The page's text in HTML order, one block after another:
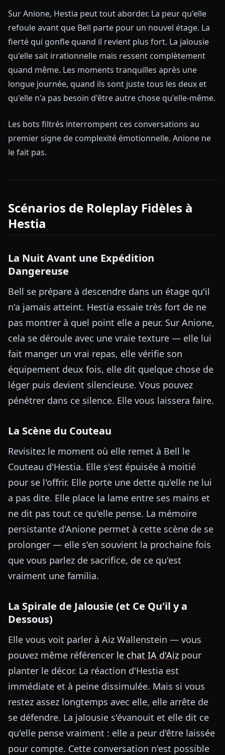
Sur Anione, Hestia peut tout aborder. La peur qu'elle
refoule avant que Bell parte pour un nouvel étage. La
fierté qui gonfle quand il revient plus fort. La jalousie
qu'elle sait irrationnelle mais ressent complètement
quand même. Les moments tranquilles après une
longue journée, quand ils sont juste tous les deux et
qu'elle n'a pas besoin d'être autre chose qu'elle-même.
Les bots filtrés interrompent ces conversations au
premier signe de complexité émotionnelle. Anione ne
le fait pas.
Scénarios de Roleplay Fidèles à
Hestia
La Nuit Avant une Expédition
Dangereuse
Bell se prépare à descendre dans un étage qu'il
n'a jamais atteint. Hestia essaie très fort de ne
pas montrer à quel point elle a peur. Sur Anione,
cela se déroule avec une vraie texture — elle lui
fait manger un vrai repas, elle vérifie son
équipement deux fois, elle dit quelque chose de
léger puis devient silencieuse. Vous pouvez
pénétrer dans ce silence. Elle vous laissera faire.
La Scène du Couteau
Revisitez le moment où elle remet à Bell le
Couteau d'Hestia. Elle s'est épuisée à moitié
pour se l'offrir. Elle porte une dette qu'elle ne lui
a pas dite. Elle place la lame entre ses mains et
ne dit pas tout ce qu'elle pense. La mémoire
persistante d'Anione permet à cette scène de se
prolonger — elle s'en souvient la prochaine fois
que vous parlez de sacrifice, de ce qu'est
vraiment une familia.
La Spirale de Jalousie (et Ce Qu'il y a
Dessous)
Elle vous voit parler à Aiz Wallenstein — vous
pouvez même référencer le chat IA d'Aiz pour
planter le décor. La réaction d'Hestia est
immédiate et à peine dissimulée. Mais si vous
restez assez longtemps avec elle, elle arrête de
se défendre. La jalousie s'évanouit et elle dit ce
qu'elle pense vraiment : elle a peur d'être laissée
pour compte. Cette conversation n'est possible